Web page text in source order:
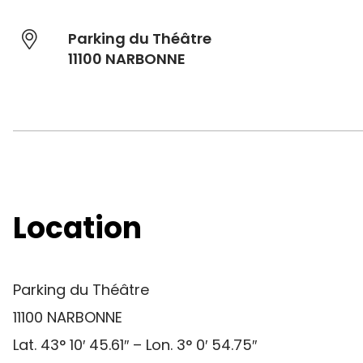
Parking du Théâtre
11100 NARBONNE
Location
Parking du Théâtre
11100 NARBONNE
Lat. 43° 10′ 45.61″ – Lon. 3° 0′ 54.75″